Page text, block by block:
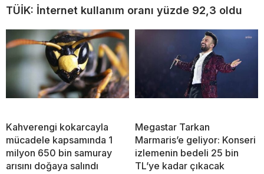
TÜİK: İnternet kullanım oranı yüzde 92,3 oldu
Kahverengi kokarcayla
mücadele kapsamında 1
milyon 650 bin samuray
arısını doğaya salındı
Megastar Tarkan
Marmaris’e geliyor: Konseri
izlemenin bedeli 25 bin
TL’ye kadar çıkacak